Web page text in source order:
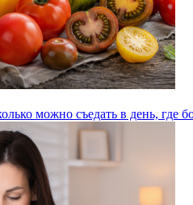
можно съедать в день, где